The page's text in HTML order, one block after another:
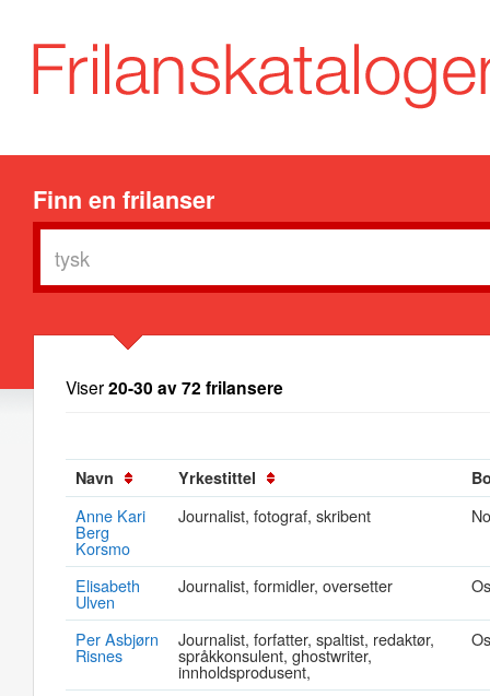
Finn en frilanser
Viser20-30 av 72 frilansere
Navn Yrkestittel
Anne Kari
Berg
Korsmo
Journalist, fotograf, skribent
Elisabeth
Ulven
Journalist, formidler, oversetter
Per Asbjørn
Risnes
Journalist, forfatter, spaltist, redaktør,
språkkonsulent, ghostwriter,
innholdsprodusent,